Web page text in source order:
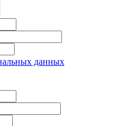
данных